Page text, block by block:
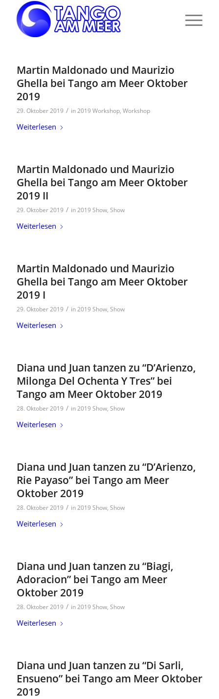
Martin Maldonado und Maurizio
Ghella bei Tango am Meer Oktober
2019
29. Oktober 2019 / in2019 Workshop, Workshop
Weiterlesen
Martin Maldonado und Maurizio
Ghella bei Tango am Meer Oktober
2019 II
29. Oktober 2019 / in2019 Show, Show
Weiterlesen
Martin Maldonado und Maurizio
Ghella bei Tango am Meer Oktober
2019 I
29. Oktober 2019 / in2019 Show, Show
Weiterlesen
Diana und Juan tanzen zu “D’Arienzo,
Milonga Del Ochenta Y Tres” bei
Tango am Meer Oktober 2019
28. Oktober 2019 / in2019 Show, Show
Weiterlesen
Diana und Juan tanzen zu “D’Arienzo,
Rie Payaso” bei Tango am Meer
Oktober 2019
28. Oktober 2019 / in2019 Show, Show
Weiterlesen
Diana und Juan tanzen zu “Biagi,
Adoracion” bei Tango am Meer
Oktober 2019
28. Oktober 2019 / in2019 Show, Show
Weiterlesen
Diana und Juan tanzen zu “Di Sarli,
Ensueno” bei Tango am Meer Oktober
2019